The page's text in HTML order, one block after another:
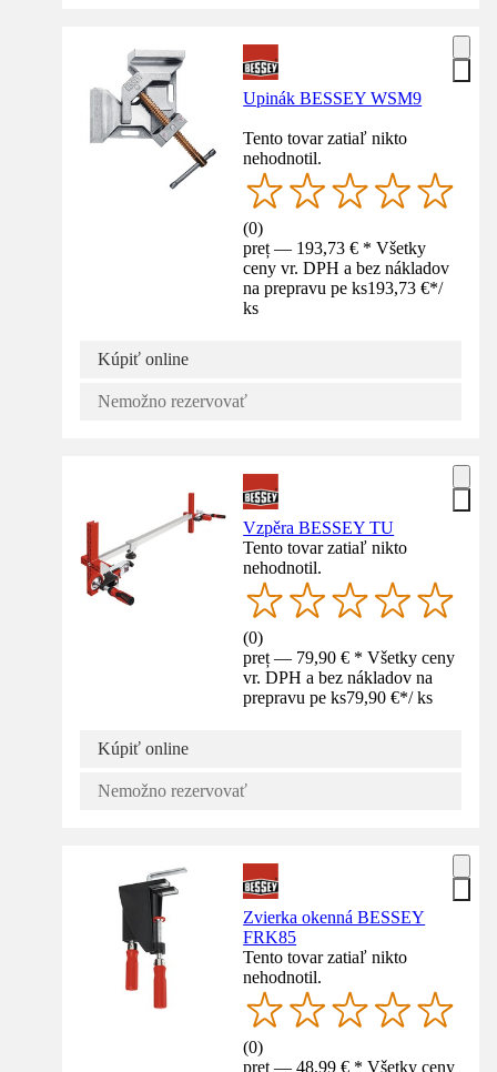
Upinák BESSEY WSM9
Tento tovar zatiaľ nikto
nehodnotil.
(0)
preț — 193,73 € * Všetky
ceny vr. DPH a bez nákladov
na prepravu pe ks193,73 €*/
ks
Kúpiť online
Nemožno rezervovať
Vzpěra BESSEY TU
Tento tovar zatiaľ nikto
nehodnotil.
(0)
preț — 79,90 € * Všetky ceny
vr. DPH a bez nákladov na
prepravu pe ks79,90 €*/ ks
Kúpiť online
Nemožno rezervovať
Zvierka okenná BESSEY
FRK85
Tento tovar zatiaľ nikto
nehodnotil.
(0)
preț — 48,99 € * Všetky ceny